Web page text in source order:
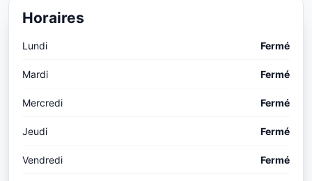
Horaires
Lundi Fermé
Mardi Fermé
Mercredi Fermé
Jeudi Fermé
Vendredi Fermé